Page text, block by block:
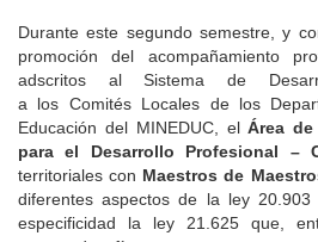
Durante este segundo semestre, y
promoción del acompañamiento
adscritos al Sistema de
a los Comités Locales de los
Educación del MINEDUC, elÁrea
para el Desarrollo Profesional –
territoriales con Maestros de
diferentes aspectos de la ley
especificidad la ley 21.625 que,